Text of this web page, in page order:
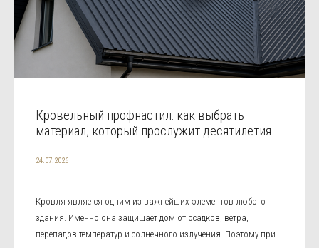
Кровельный профнастил: как выбрать
материал, который прослужит десятилетия
24.07.2026
Кровля является одним из важнейших элементов любого
здания. Именно она защищает дом от осадков, ветра,
перепадов температур и солнечного излучения. Поэтому при